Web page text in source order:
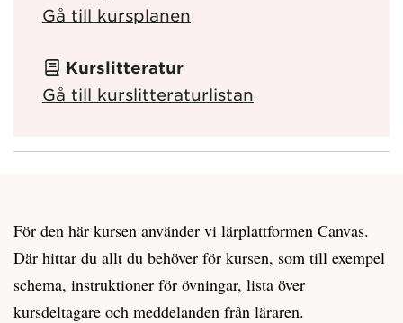
Gå till kursplanen
Kurslitteratur
Gå till kurslitteraturlistan
För den här kursen använder vi lärplattformen Canvas.
Där hittar du allt du behöver för kursen, som till exempel
schema, instruktioner för övningar, lista över
kursdeltagare och meddelanden från läraren.